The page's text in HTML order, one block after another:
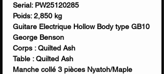
Serial: PW25120285
Poids: 2,850 kg
Guitare Electrique Hollow Body type GB10
George Benson
Corps : Quilted Ash
Table : Quilted Ash
Manche collé 3 pièces Nyatoh/Maple